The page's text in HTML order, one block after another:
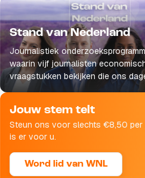
Stand van Nederland
Journalistiek
waarin vijf journalisten
vraagstukken bekijken die ons
leven raken.
Jouw stem telt
Steun ons voor slechts €8,50 per
is er voor u.
Word lid van WNL